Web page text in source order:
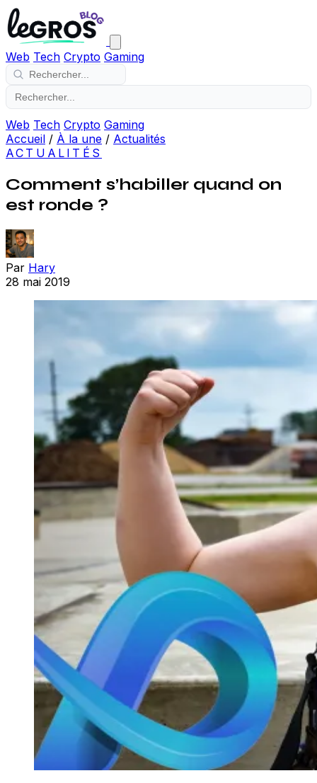
Web Tech Crypto Gaming
Web Tech Crypto Gaming
Accueil / À la une / Actualités
ACTUALITÉS
Comment s’habiller quand on
est ronde ?
Par Hary
28 mai 2019